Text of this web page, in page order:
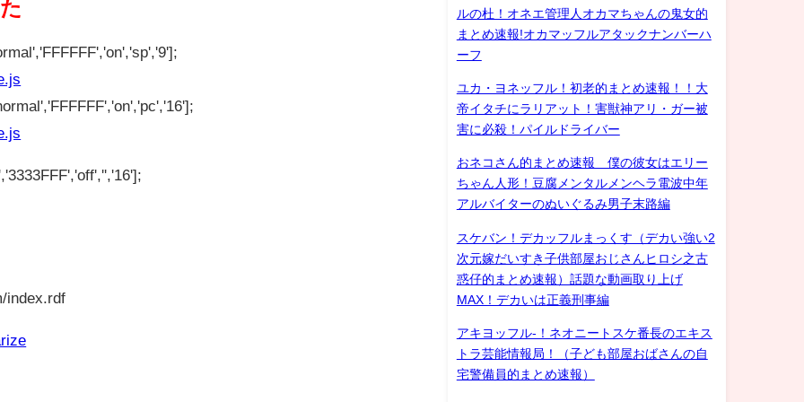
index.rdf
ルの杜！オネエ管理人オカマちゃんの鬼女的
まとめ速報!オカマッフルアタックナンバーハ
ーフ
ユカ・ヨネッフル！初老的まとめ速報！！大
帝イタチにラリアット！害獣神アリ・ガー被
害に必殺！パイルドライバー
おネコさん的まとめ速報 僕の彼女はエリー
ちゃん人形！豆腐メンタルメンヘラ電波中年
アルバイターのぬいぐるみ男子末路編
スケバン！デカッフルまっくす（デカい強い2
次元嫁だいすき子供部屋おじさんヒロシ之古
惑仔的まとめ速報）話題な動画取り上げ
MAX！デカいは正義刑事編
アキヨッフル-！ネオニートスケ番長のエキス
トラ芸能情報局！（子ども部屋おばさんの自
宅警備員的まとめ速報）